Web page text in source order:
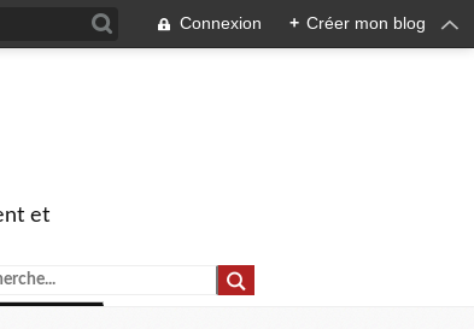
Connexion + Créer mon blog
et